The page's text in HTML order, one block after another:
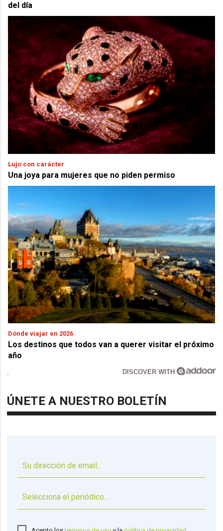
del día
Lujo con carácter
Una joya para mujeres que no piden permiso
Dónde viajar en 2026
Los destinos que todos van a querer visitar el próximo
año
DISCOVER WITH
ÚNETE A NUESTRO BOLETÍN